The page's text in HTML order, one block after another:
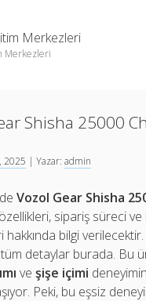
Merkezleri
Merkezleri
Nasıl Bakılır
Hilesi
Arttırma
Nasıl Bakılır
Shisha 25000
2025 | Yazar:admin
Vozol Gear Shisha
sipariş süreci ve
hakkında bilgi
detaylar burada. Bu
veşişe içimi
Peki, bu eşsiz